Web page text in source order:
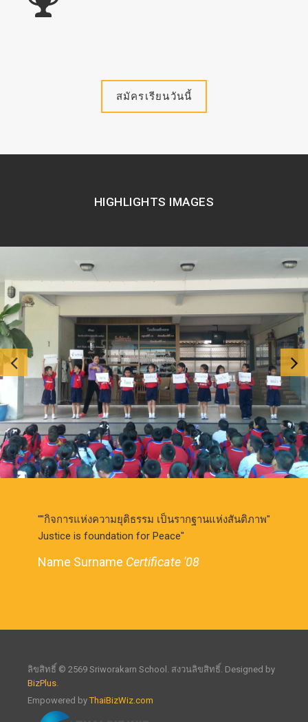
สมัครเรียนวันนี้
HIGHLIGHTS IMAGES
"กิจการแห่งความยุติธรรม เป็นรากฐานแห่งสันติภาพ"
Justice is foundation for Peace
Name Surname Certificate '08
ลิขสิทธิ์ © 2569 Sriworakarn School. สงวนลิขสิทธิ์. Designed by
BizPlus
Empowered byThaiBizWiz.com